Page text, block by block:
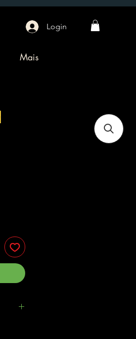
Login
Mais